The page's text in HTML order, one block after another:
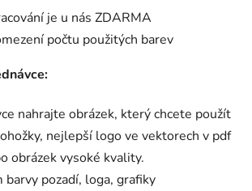
je u nás ZDARMA
počtu použitých barev
nahrajte obrázek, který chcete použít
nejlepší logo ve vektorech v pdf
obrázek vysoké kvality.
barvy pozadí, loga, grafiky